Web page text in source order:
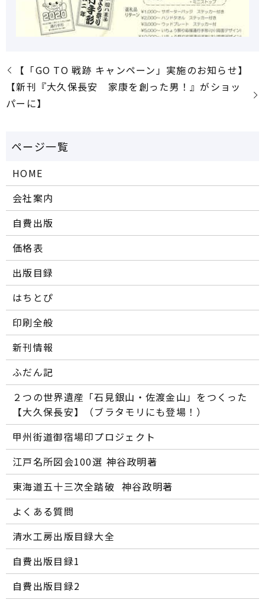
【「GO TO 戦跡 キャンペーン」実施のお知らせ】
【新刊『大久保長安 家康を創った男！』がショッ
パーに】
HOME
会社案内
自費出版
価格表
出版目録
はちとぴ
印刷全般
新刊情報
ふだん記
２つの世界遺産「石見銀山・佐渡金山」をつくった
【大久保長安】（ブラタモリにも登場！）
甲州街道御宿場印プロジェクト
江戸名所図会100選―― 神谷政明著
東海道五十三次全踏破 ―― 神谷政明著
よくある質問
清水工房出版目録大全
自費出版目録1
自費出版目録2